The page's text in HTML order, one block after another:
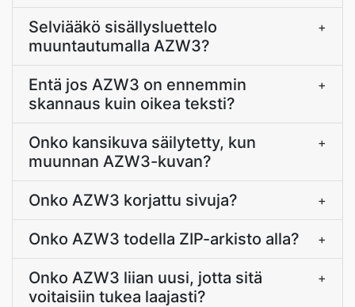
Selviääkö sisällysluettelo
muuntautumalla AZW3?
+
Entä jos AZW3 on ennemmin
skannaus kuin oikea teksti?
+
Onko kansikuva säilytetty, kun
muunnan AZW3-kuvan?
+
Onko AZW3 korjattu sivuja? +
Onko AZW3 todella ZIP-arkisto alla? +
Onko AZW3 liian uusi, jotta sitä
voitaisiin tukea laajasti?
+